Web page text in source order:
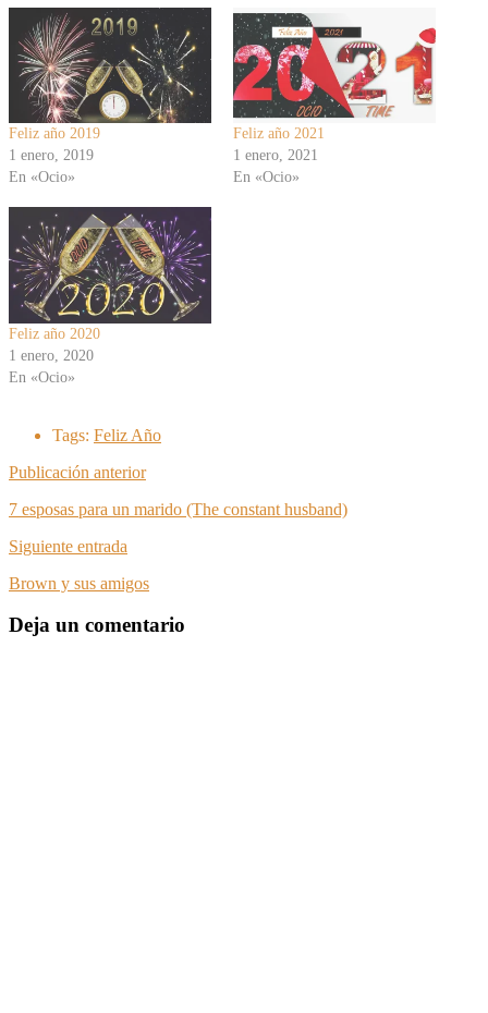
Feliz año 2019
1 enero, 2019
En «Ocio»
Feliz año 2021
1 enero, 2021
En «Ocio»
Feliz año 2020
1 enero, 2020
En «Ocio»
Tags: Feliz Año
Publicación anterior
7 esposas para un marido (The constant husband)
Siguiente entrada
Brown y sus amigos
Deja un comentario